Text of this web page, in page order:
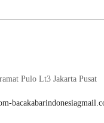
Pulo Lt3 Jakarta Pusat